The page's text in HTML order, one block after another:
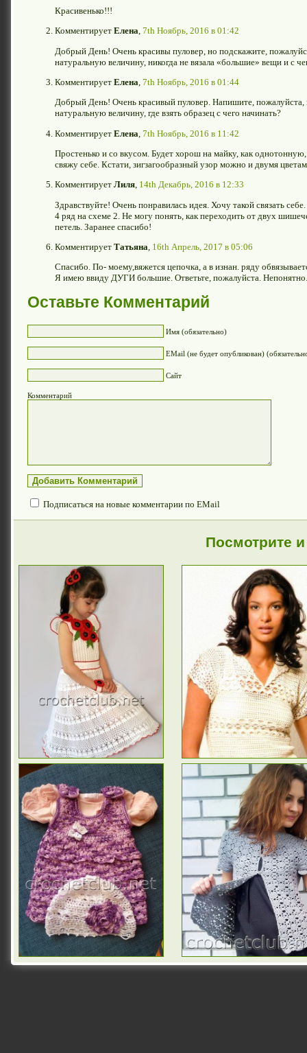
Красивенько!!!
Комментирует Елена, 7th Ноябрь, 2016 в 01:42
Добрый День! Очень красивы пуловер, но подскажите,
натуральную величину, никогда не вязала «большие» вещи и с
Комментирует Елена 7th Ноябрь, 2016 в 01:44
Добрый День! Очень красивый пуловер. Напишите, пожалуйста,
натуральную величину, где взять образец с чего начинать?
Комментирует Елена 7th Ноябрь, 2016 в 11:42
Простенько и со вкусом. Будет хорош на майку, как
свяжу себе. Кстати, зигзагообразный узор можно и двумя
Комментирует Лиля, 14th Декабрь, 2016 в 12:33
Здравствуйте! Очень понравилась идея. Хочу такой связать
4 ряд на схеме 2. Не могу понять, как переходить от двух
петель. Заранее спасибо!
Комментирует Татьяна 16th Апрель, 2017 в 05:06
Спасибо. По- моему,вяжется цепочка, а в изнан. ряду
Я имею ввиду ДУГИ большие. Ответьте, пожалуйста.
Оставьте Комментарий
Имя (обязательно)
EMail (не будет опубликован)
Сайт
Комментарий
Подписаться на новые комментарии по EMail
Посмотрите